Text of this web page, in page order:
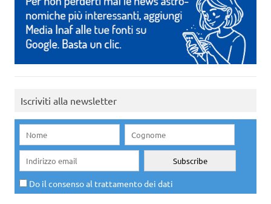
Iscriviti alla newsletter
Do il consenso al trattamento dei dati